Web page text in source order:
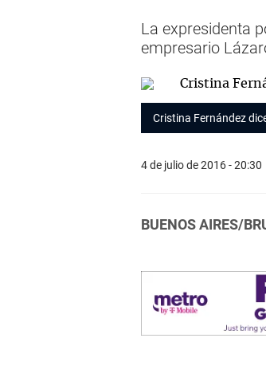
La expresidenta
empresario
Cristina Fernández
4 de julio de 2016 - 20:30
BUENOS AIRES/